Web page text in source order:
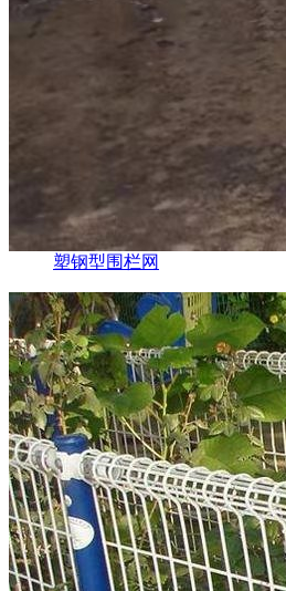
塑钢型围栏网